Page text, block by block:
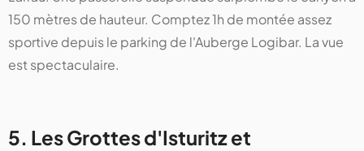
150 mètres de hauteur. Comptez 1h de montée assez
sportive depuis le parking de l'Auberge Logibar. La vue
est spectaculaire.
5. Les Grottes d'Isturitz et